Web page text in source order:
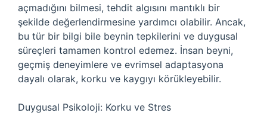
açmadığını bilmesi, tehdit algısını mantıklı bir
şekilde değerlendirmesine yardımcı olabilir. Ancak,
bu tür bir bilgi bile beynin tepkilerini ve duygusal
süreçleri tamamen kontrol edemez. İnsan beyni,
geçmiş deneyimlere ve evrimsel adaptasyona
dayalı olarak, korku ve kaygıyı körükleyebilir.
Duygusal Psikoloji: Korku ve Stres